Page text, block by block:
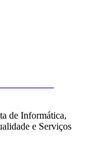
de Informática,
e Serviços